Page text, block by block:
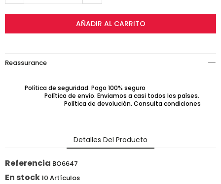
AÑADIR AL CARRITO
Reassurance
Política de seguridad. Pago 100% seguro
Política de envío. Enviamos a casi todos los países.
Política de devolución. Consulta condiciones
Detalles Del Producto
Referencia BO6647
En stock10 Artículos